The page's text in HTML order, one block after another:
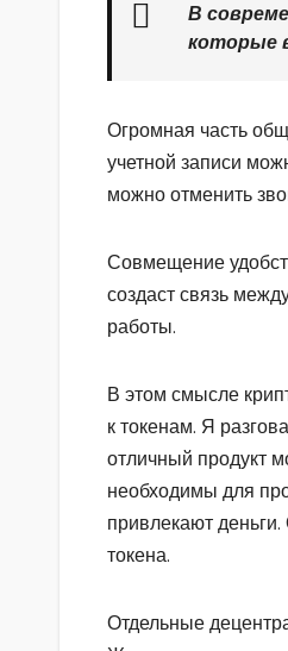
В
которые
Огромная часть
учетной записи
можно отменить
Совмещение
создаст связь
работы.
В этом смысле
к токенам. Я
отличный продукт
необходимы для
привлекают
токена.
Отдельные